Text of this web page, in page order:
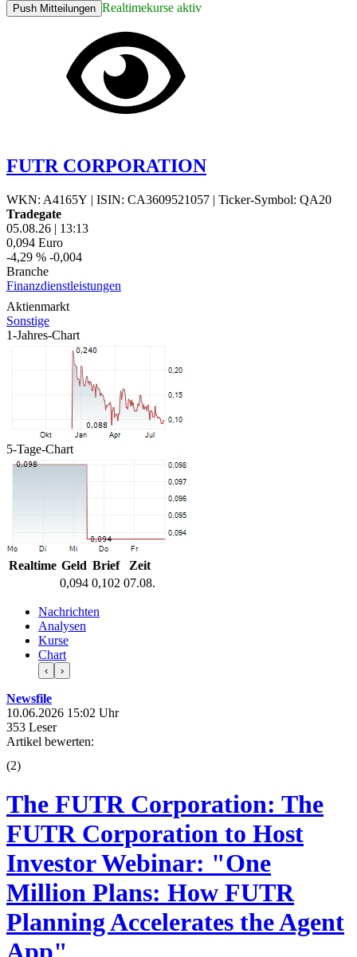
Push Mitteilungen Realtimekurse aktiv
FUTR CORPORATION
WKN: A4165Y | ISIN: CA3609521057 | Ticker-Symbol: QA20
Tradegate
05.08.26 | 13:13
0,094 Euro
-4,29 % -0,004
Branche
Finanzdienstleistungen
Aktienmarkt
Sonstige
1-Jahres-Chart
5-Tage-Chart
Realtime Geld Brief
Zeit
0,094 0,102 07.08.
Nachrichten
Analysen
Kurse
Chart
‹ ›
Newsfile
10.06.2026 15:02 Uhr
353 Leser
Artikel bewerten:
(2)
The FUTR Corporation: The
FUTR Corporation to Host
Investor Webinar: "One
Million Plans: How FUTR
Planning Accelerates the Agent